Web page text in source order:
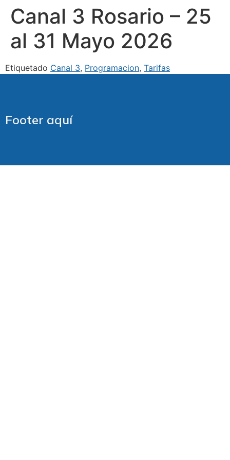
Canal 3 Rosario – 25
al 31 Mayo 2026
Etiquetado Canal 3, Programacion, Tarifas
Footer aquí